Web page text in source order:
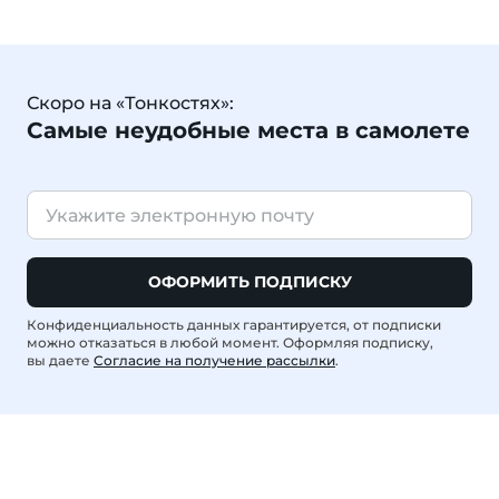
Скоро на «Тонкостях»:
Самые неудобные места в самолете
ОФОРМИТЬ ПОДПИСКУ
Конфиденциальность данных гарантируется, от подписки
можно отказаться в любой момент. Оформляя подписку,
вы даете Согласие на получение рассылки.